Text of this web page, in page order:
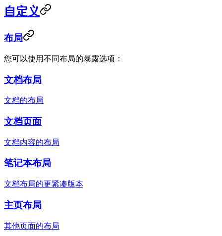
自定义
布局
您可以使用不同布局的暴露选项：
文档布局
文档的布局
文档页面
文档内容的布局
笔记本布局
文档布局的更紧凑版本
主页布局
其他页面的布局